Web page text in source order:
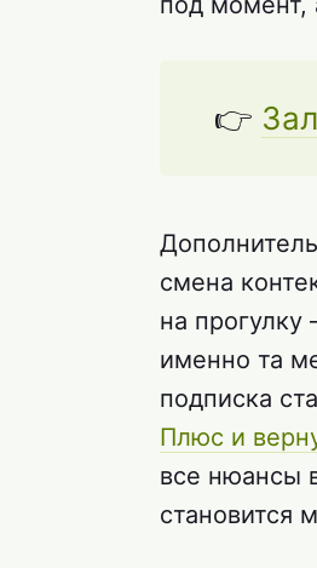
👉
смена
на
именно та
подписка
Плюс и
все нюансы
становится